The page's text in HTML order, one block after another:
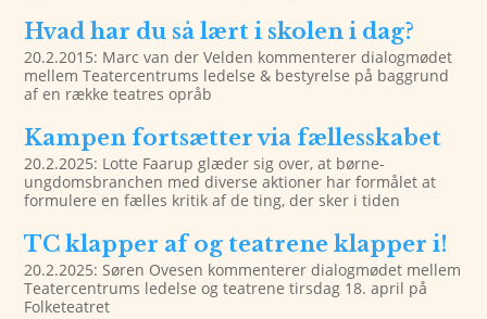
Hvad har du så lært i skolen i dag?
20.2.2015: Marc van der Velden kommenterer dialogmødet
mellem Teatercentrums ledelse & bestyrelse på baggrund
af en række teatres opråb
Kampen fortsætter via fællesskabet
20.2.2025: Lotte Faarup glæder sig over, at børne-
ungdomsbranchen med diverse aktioner har formålet at
formulere en fælles kritik af de ting, der sker i tiden
TC klapper af og teatrene klapper i!
20.2.2025: Søren Ovesen kommenterer dialogmødet mellem
Teatercentrums ledelse og teatrene tirsdag 18. april på
Folketeatret